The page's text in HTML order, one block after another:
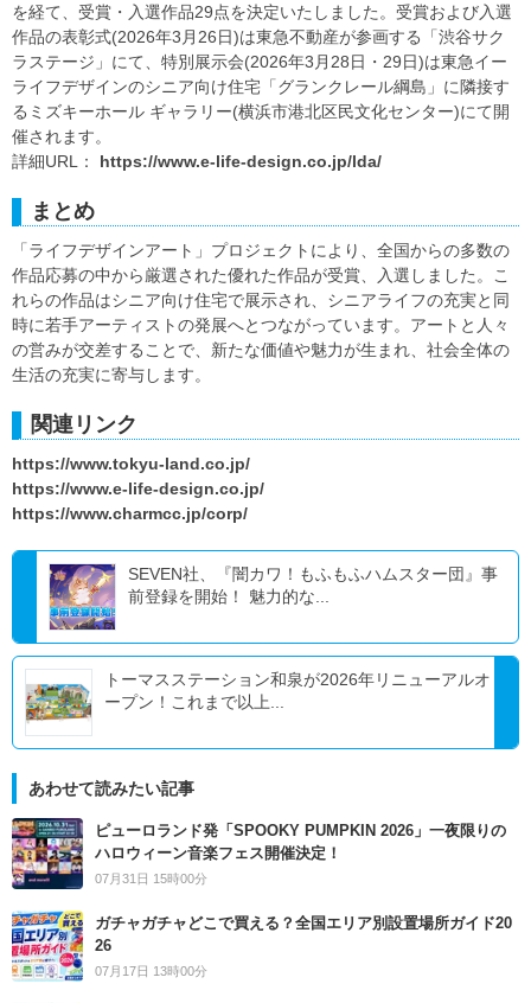
を経て、受賞・入選作品29点を決定いたしました。受賞および入選
作品の表彰式(2026年3月26日)は東急不動産が参画する「渋谷サク
ラステージ」にて、特別展示会(2026年3月28日・29日)は東急イー
ライフデザインのシニア向け住宅「グランクレール綱島」に隣接す
るミズキーホール ギャラリー(横浜市港北区民文化センター)にて開
催されます。
詳細URL： https://www.e-life-design.co.jp/lda/
まとめ
「ライフデザインアート」プロジェクトにより、全国からの多数の
作品応募の中から厳選された優れた作品が受賞、入選しました。こ
れらの作品はシニア向け住宅で展示され、シニアライフの充実と同
時に若手アーティストの発展へとつながっています。アートと人々
の営みが交差することで、新たな価値や魅力が生まれ、社会全体の
生活の充実に寄与します。
関連リンク
https://www.tokyu-land.co.jp/
https://www.e-life-design.co.jp/
https://www.charmcc.jp/corp/
SEVEN社、『闇カワ！もふもふハムスター団』事
前登録を開始！ 魅力的な...
トーマスステーション和泉が2026年リニューアルオ
ープン！これまで以上...
あわせて読みたい記事
ピューロランド発「SPOOKY PUMPKIN 2026」一夜限りの
ハロウィーン音楽フェス開催決定！
07月31日 15時00分
ガチャガチャどこで買える？全国エリア別設置場所ガイド20
26
07月17日 13時00分